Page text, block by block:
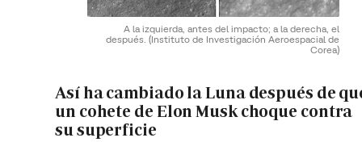
A la izquierda, antes del impacto; a la derecha, el
después. (Instituto de Investigación Aeroespacial de
Corea)
Así ha cambiado la Luna después de
un cohete de Elon Musk choque contra
su superficie